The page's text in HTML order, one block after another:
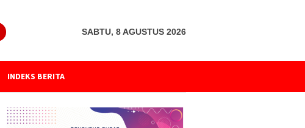
SABTU, 8 AGUSTUS 2026
INDEKS BERITA